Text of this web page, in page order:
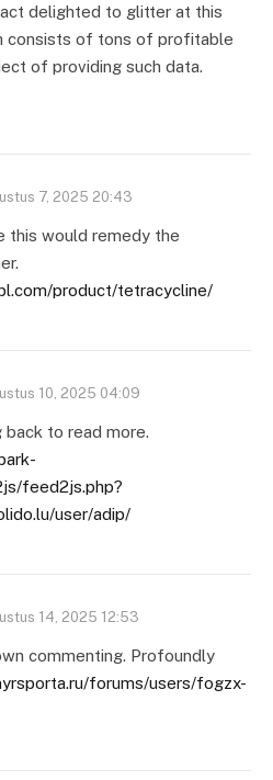
delighted to glitter at this
consists of tons of profitable
of providing such data.
7, 2025 20:43
this would remedy the
product/tetracycline/
10, 2025 04:09
back to read more.
feed2js.php?
user/adip/
14, 2025 12:53
commenting. Profoundly
forums/users/fogzx-